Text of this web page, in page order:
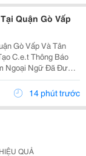
Quận Gò Vấp
Gò Vấp Và Tân
Trình Anh Văn
Học Thuật Ielts &Ndash; Toefl Ibt. Trung Tâm...14 phút trước
QUẢ